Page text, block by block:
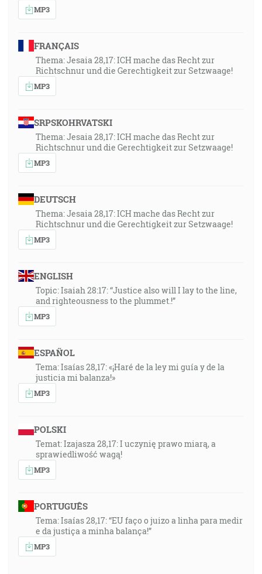
MP3
FRANÇAIS
Thema: Jesaia 28,17: ICH mache das Recht zur
Richtschnur und die Gerechtigkeit zur Setzwaage!
MP3
SRPSKOHRVATSKI
Thema: Jesaia 28,17: ICH mache das Recht zur
Richtschnur und die Gerechtigkeit zur Setzwaage!
MP3
DEUTSCH
Thema: Jesaia 28,17: ICH mache das Recht zur
Richtschnur und die Gerechtigkeit zur Setzwaage!
MP3
ENGLISH
Topic: Isaiah 28:17: “Justice also will I lay to the line,
and righteousness to the plummet.!”
MP3
ESPAÑOL
Tema: Isaías 28,17: «¡Haré de la ley mi guía y de la
justicia mi balanza!»
MP3
POLSKI
Temat: Izajasza 28,17: I uczynię prawo miarą, a
sprawiedliwość wagą!
MP3
PORTUGUÊS
Tema: Isaías 28,17: “EU faço o juizo a linha para medir
e da justiça a minha balança!”
MP3